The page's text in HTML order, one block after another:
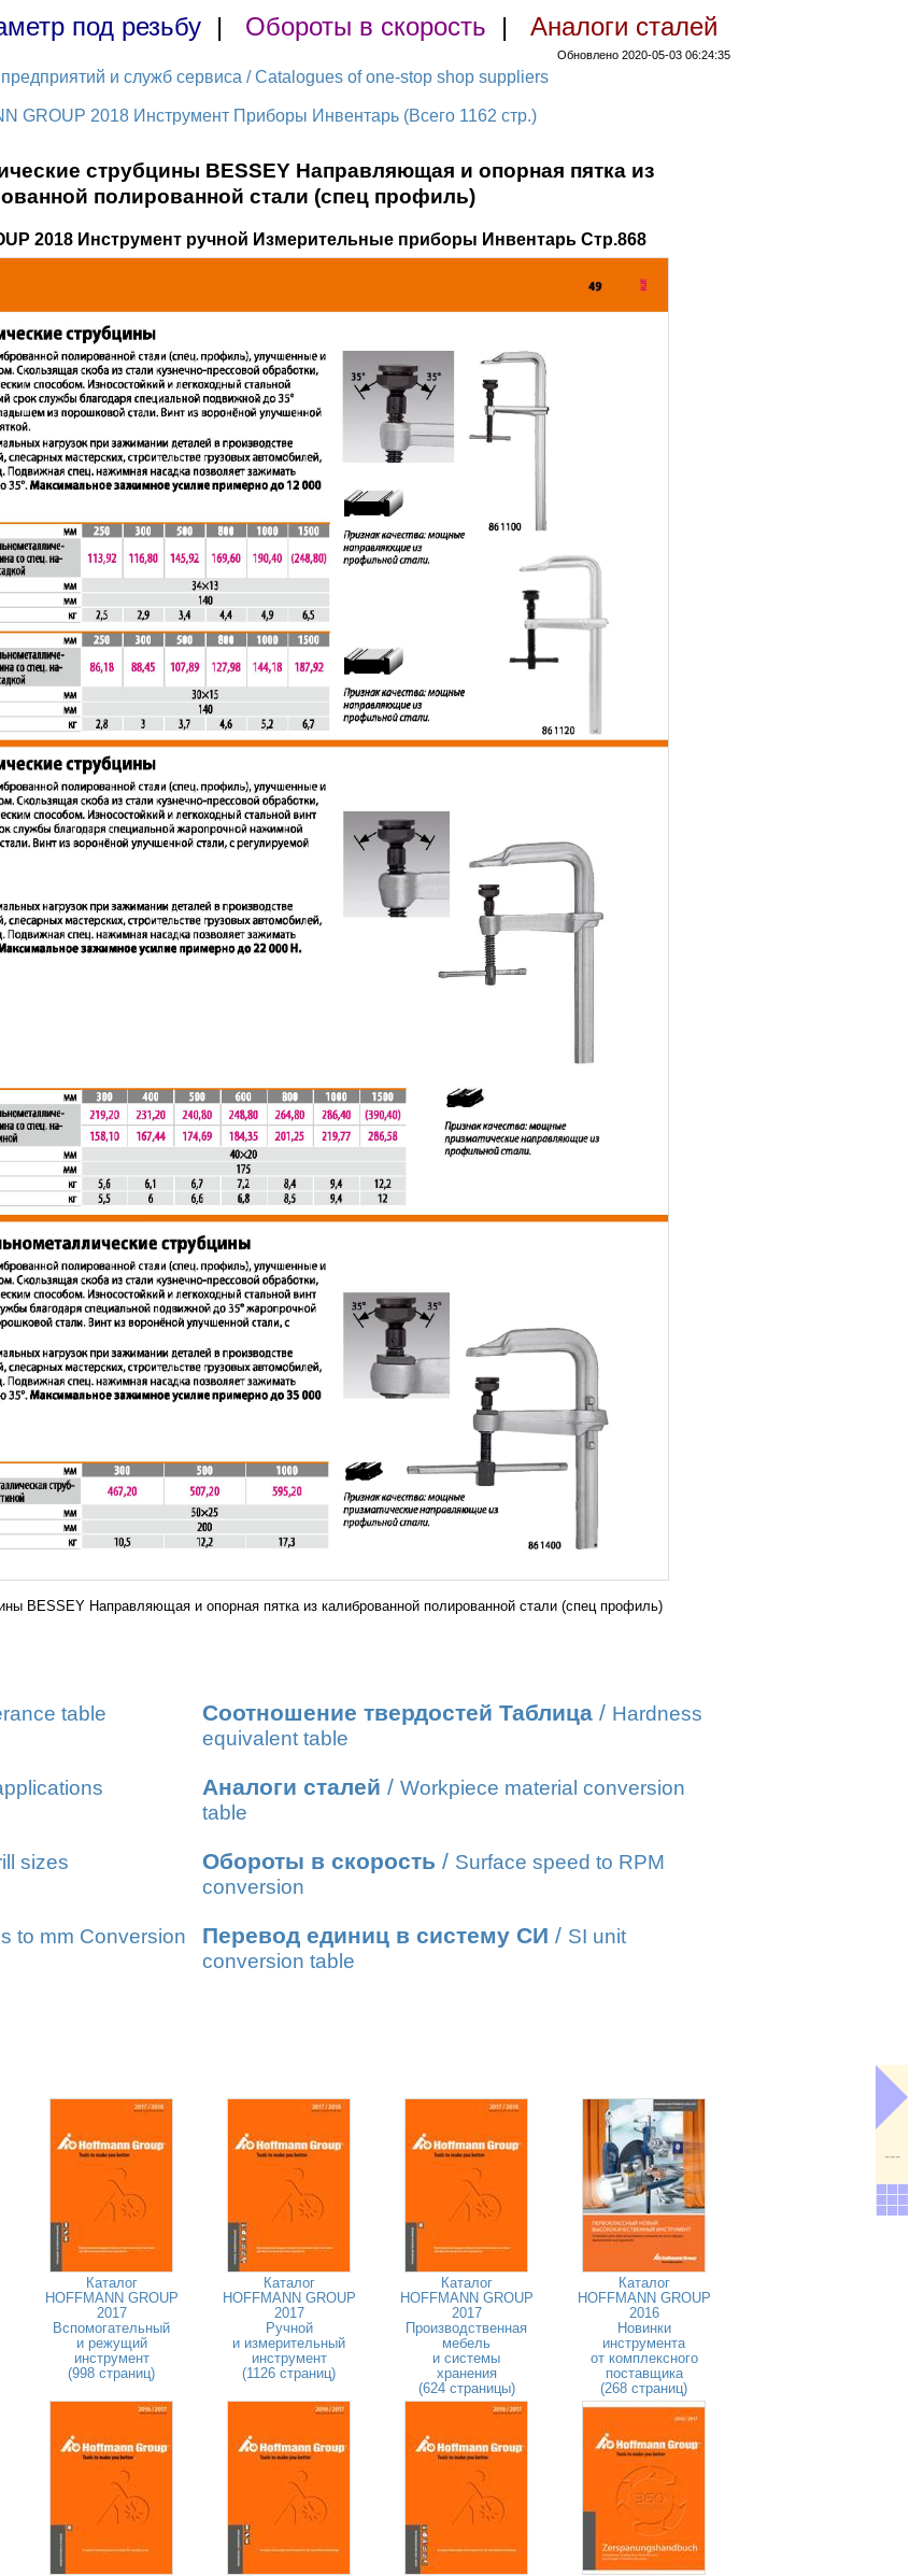
под резьбу | Обороты в скорость | Аналоги сталей
Обновлено 2020-05-03 06:24:35
и служб сервиса / Catalogues of one-stop shop suppliers
GROUP 2018 Инструмент Приборы Инвентарь (Всего 1162 стр.)
струбцины BESSEY Направляющая и опорная пятка из
полированной стали (спец профиль)
2018 Инструмент ручной Измерительные приборы Инвентарь Стр.868
BESSEY Направляющая и опорная пятка из калиброванной полированной стали (спец профиль)
table Соотношение твердостей Таблица / Hardness
equivalent table
Аналоги сталей / Workpiece material conversion
table
sizes Обороты в скорость / Surface speed to RPM
conversion
to mm Conversion
Перевод единиц в систему СИ / SI unit
conversion table
Каталог
HOFFMANN GROUP
2017
Вспомогательный
и режущий
инструмент
(998 страниц)
Каталог
HOFFMANN GROUP
2017
Ручной
и измерительный
инструмент
(1126 страниц)
Каталог
HOFFMANN GROUP
2017
Производственная
мебель
и системы
хранения
(624 страницы)
Каталог
HOFFMANN GROUP
2016
Новинки
инструмента
от комплексного
поставщика
(268 страниц)
---